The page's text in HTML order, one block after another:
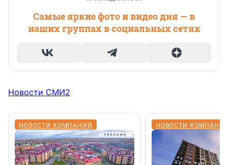
Самые яркие фото и видео дня — в
наших группах в социальных сетях
Новости СМИ2
НОВОСТИ КОМПАНИЙ НОВОСТИ